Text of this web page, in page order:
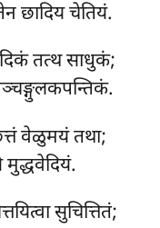
छादिय चेतियं.
तत्थ साधुकं;
वेळुमयं तथा;
सुचित्तितं;